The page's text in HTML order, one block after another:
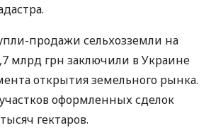
продажи сельхозземли на
млрд грн заключили в Украине
открытия земельного рынка.
оформленных сделок
гектаров.